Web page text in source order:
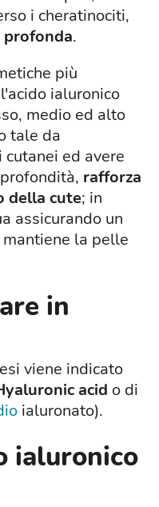
i cheratinociti,
profonda.
più
ialuronico
medio ed alto
tale da
ed avere
rafforza
della cute; in
assicurando un
mantiene la pelle
in
viene indicato
acid o di
ialuronato).
ialuronico